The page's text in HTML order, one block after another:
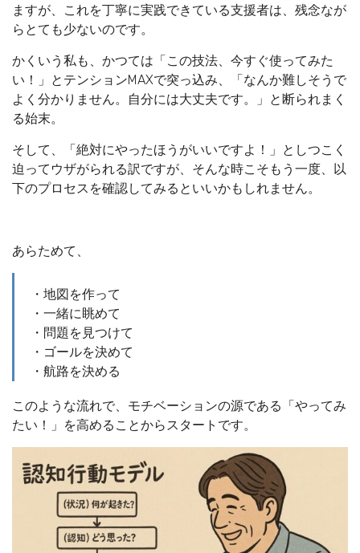
ますが、これを丁寧に実践できている支援者は、残念なが
らとても少ないのです。
かくいう私も、かつては「この技法、今すぐ使ってみた
い！」とテンションMAXで突っ込み、「なんか難しそうで
よく分かりません。自分には大丈夫です。」と断られまく
る始末。
そして、「絶対にやったほうがいいですよ！」としつこく
迫ってウザがられる訳ですが、そんな時こそもう一度、以
下のプロセスを確認してみるといいかもしれません。
あらためて、
・地図を作って
・一緒に眺めて
・問題を見つけて
・ゴールを決めて
・航路を決める
このような流れで、モチベーションの源である「やってみ
たい！」を高めることからスタートです。